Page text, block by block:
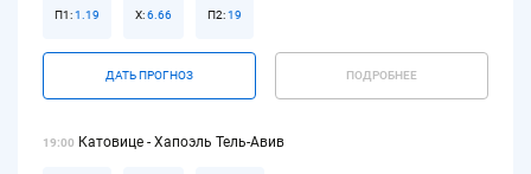
ДАТЬ ПРОГНОЗ
П1:1.19 Х:6.66 П2:19
ПОДРОБНЕЕ
19:00 Катовице - Хапоэль Тель-Авив